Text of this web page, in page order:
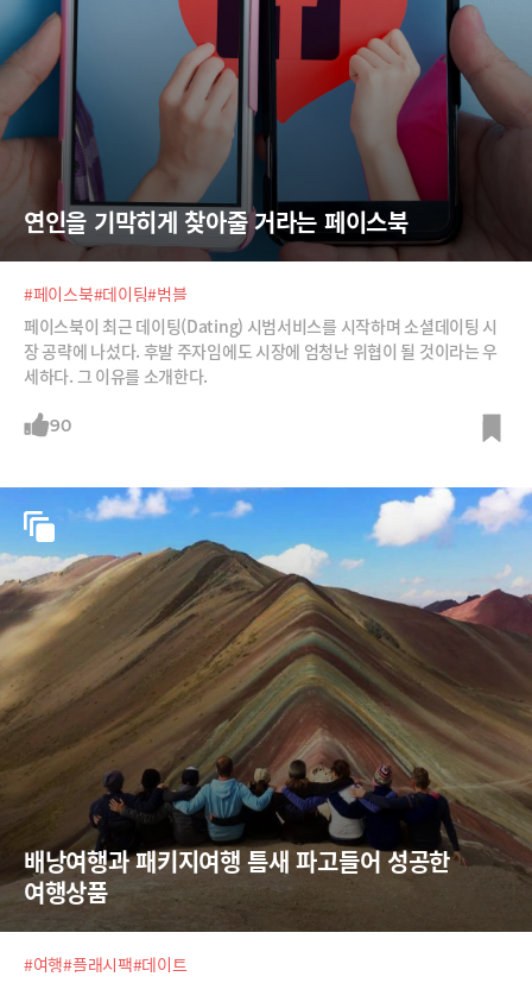
연인을 기막히게 찾아줄 거라는 페이스북
#페이스북#데이팅#범블
페이스북이 최근 데이팅(Dating) 시범서비스를 시작하며 소셜데이팅 시
장 공략에 나섰다. 후발 주자임에도 시장에 엄청난 위협이 될 것이라는 우
세하다. 그 이유를 소개한다.
90
배낭여행과 패키지여행 틈새 파고들어 성공한
여행상품
#여행#플래시팩#데이트